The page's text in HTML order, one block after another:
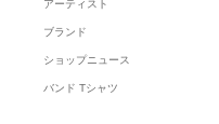
アーティスト
ブランド
ショップニュース
バンド Tシャツ